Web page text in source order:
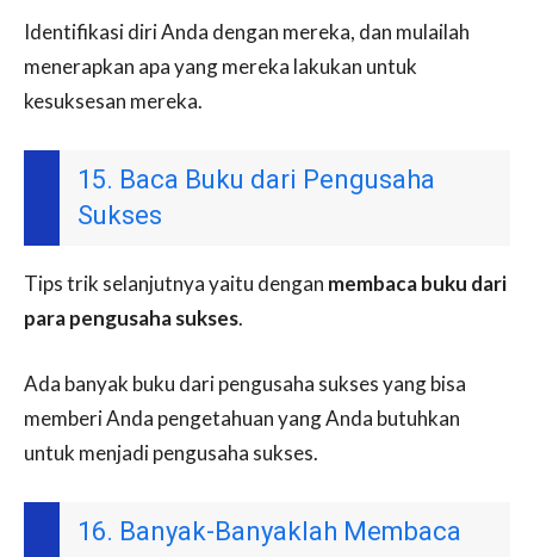
Identifikasi diri Anda dengan mereka, dan mulailah
menerapkan apa yang mereka lakukan untuk
kesuksesan mereka.
15. Baca Buku dari Pengusaha
Sukses
Tips trik selanjutnya yaitu dengan membaca buku dari
para pengusaha sukses.
Ada banyak buku dari pengusaha sukses yang bisa
memberi Anda pengetahuan yang Anda butuhkan
untuk menjadi pengusaha sukses.
16. Banyak-Banyaklah Membaca